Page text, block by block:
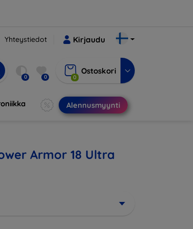
Yhteystiedot Kirjaudu
0 0 0
Ostoskori
Alennusmyynti
Armor 18 Ultra